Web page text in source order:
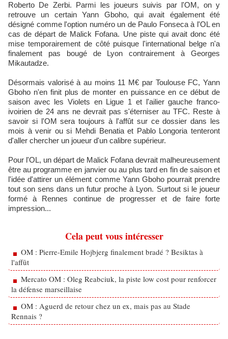
Roberto De Zerbi. Parmi les joueurs suivis par l'OM, on y
retrouve un certain Yann Gboho, qui avait également été
désigné comme l'option numéro un de Paulo Fonseca à l'OL en
cas de départ de Malick Fofana. Une piste qui avait donc été
mise temporairement de côté puisque l'international belge n'a
finalement pas bougé de Lyon contrairement à Georges
Mikautadze.
Désormais valorisé à au moins 11 M€ par Toulouse FC, Yann
Gboho n'en finit plus de monter en puissance en ce début de
saison avec les Violets en Ligue 1 et l'ailier gauche franco-
ivoirien de 24 ans ne devrait pas s'éterniser au TFC. Reste à
savoir si l'OM sera toujours à l'affût sur ce dossier dans les
mois à venir ou si Mehdi Benatia et Pablo Longoria tenteront
d'aller chercher un joueur d'un calibre supérieur.
Pour l'OL, un départ de Malick Fofana devrait malheureusement
être au programme en janvier ou au plus tard en fin de saison et
l'idée d'attirer un élément comme Yann Gboho pourrait prendre
tout son sens dans un futur proche à Lyon. Surtout si le joueur
formé à Rennes continue de progresser et de faire forte
impression...
Cela peut vous intéresser
OM : Pierre-Emile Hojbjerg finalement bradé ? Besiktas à
l'affût
Mercato OM : Oleg Reabciuk, la piste low cost pour renforcer
la défense marseillaise
OM : Aguerd de retour chez un ex, mais pas au Stade
Rennais ?